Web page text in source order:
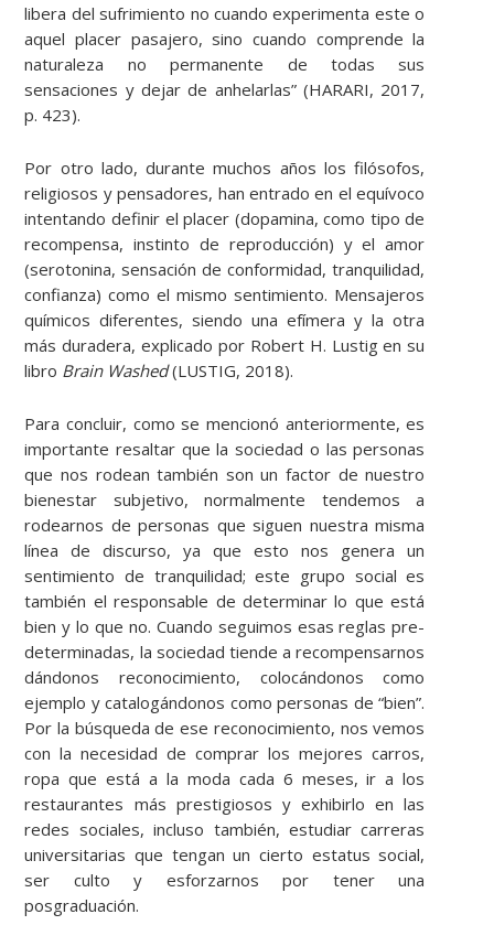
libera del sufrimiento no cuando experimenta este o
aquel placer pasajero, sino cuando comprende la
naturaleza no permanente de todas sus
sensaciones y dejar de anhelarlas” (HARARI, 2017,
p. 423).
Por otro lado, durante muchos años los filósofos,
religiosos y pensadores, han entrado en el equívoco
intentando definir el placer (dopamina, como tipo de
recompensa, instinto de reproducción) y el amor
(serotonina, sensación de conformidad, tranquilidad,
confianza) como el mismo sentimiento. Mensajeros
químicos diferentes, siendo una efímera y la otra
más duradera, explicado por Robert H. Lustig en su
libro Brain Washed(LUSTIG, 2018).
Para concluir, como se mencionó anteriormente, es
importante resaltar que la sociedad o las personas
que nos rodean también son un factor de nuestro
bienestar subjetivo, normalmente tendemos a
rodearnos de personas que siguen nuestra misma
línea de discurso, ya que esto nos genera un
sentimiento de tranquilidad; este grupo social es
también el responsable de determinar lo que está
bien y lo que no. Cuando seguimos esas reglas pre-
determinadas, la sociedad tiende a recompensarnos
dándonos reconocimiento, colocándonos como
ejemplo y catalogándonos como personas de “bien”.
Por la búsqueda de ese reconocimiento, nos vemos
con la necesidad de comprar los mejores carros,
ropa que está a la moda cada 6 meses, ir a los
restaurantes más prestigiosos y exhibirlo en las
redes sociales, incluso también, estudiar carreras
universitarias que tengan un cierto estatus social,
ser culto y esforzarnos por tener una
posgraduación.